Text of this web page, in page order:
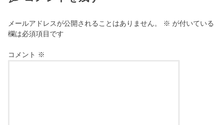
メールアドレスが公開されることはありません。 ※ が付いている
欄は必須項目です
コメント ※